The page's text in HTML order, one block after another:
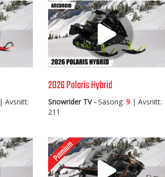
| Avsnitt:
2026 Polaris Hybrid
Snowrider TV - Säsong:9 | Avsnitt:
211